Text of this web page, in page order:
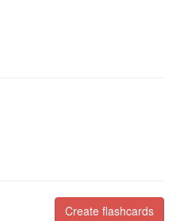
Create flashcards